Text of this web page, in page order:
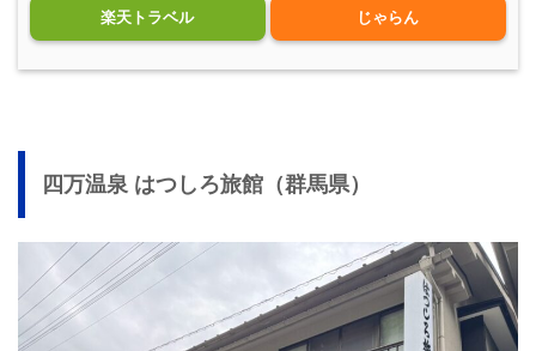
楽天トラベル じゃらん
四万温泉 はつしろ旅館（群馬県）